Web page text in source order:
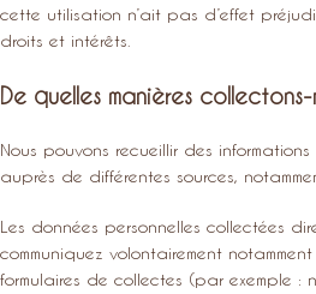
cette utilisation n’ait pas d’effet
droits et intérêts.
De quelles manières
Nous pouvons recueillir des
auprès de différentes sources,
Les données personnelles collectées
communiquez volontairement
formulaires de collectes (par exemple :